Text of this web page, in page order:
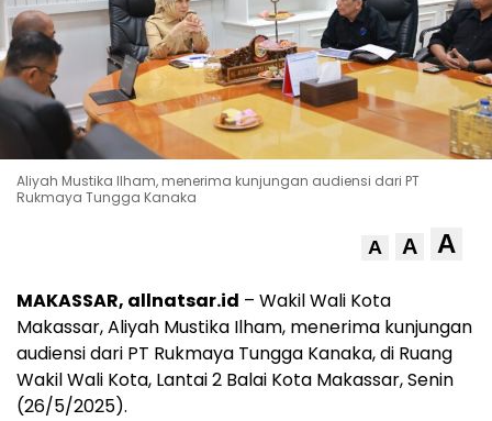
Aliyah Mustika Ilham, menerima kunjungan audiensi dari PT
Rukmaya Tungga Kanaka
A A A
MAKASSAR, allnatsar.id – Wakil Wali Kota
Makassar, Aliyah Mustika Ilham, menerima kunjungan
audiensi dari PT Rukmaya Tungga Kanaka, di Ruang
Wakil Wali Kota, Lantai 2 Balai Kota Makassar, Senin
(26/5/2025).